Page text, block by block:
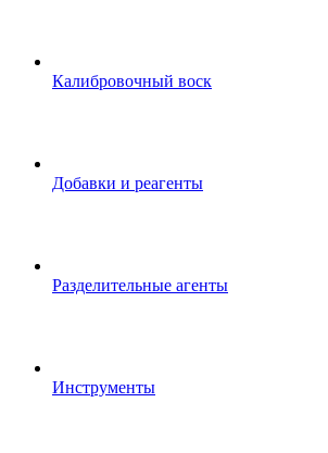
Калибровочный воск
Добавки и реагенты
Разделительные агенты
Инструменты